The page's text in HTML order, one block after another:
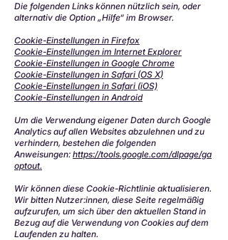
Die folgenden Links können nützlich sein, oder
alternativ die Option „Hilfe“ im Browser.
Cookie-Einstellungen in Firefox
Cookie-Einstellungen im Internet Explorer
Cookie-Einstellungen in Google Chrome
Cookie-Einstellungen in Safari (OS X)
Cookie-Einstellungen in Safari (iOS)
Cookie-Einstellungen in Android
Um die Verwendung eigener Daten durch Google
Analytics auf allen Websites abzulehnen und zu
verhindern, bestehen die folgenden
Anweisungen: https://tools.google.com/dlpage/ga
optout.
Wir können diese Cookie-Richtlinie aktualisieren.
Wir bitten Nutzer:innen, diese Seite regelmäßig
aufzurufen, um sich über den aktuellen Stand in
Bezug auf die Verwendung von Cookies auf dem
Laufenden zu halten.